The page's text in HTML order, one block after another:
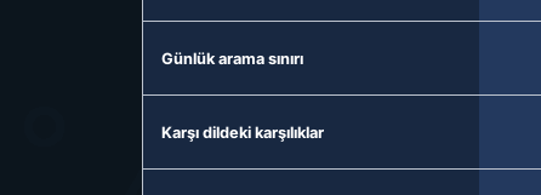
Günlük arama sınırı
Karşı dildeki karşılıklar